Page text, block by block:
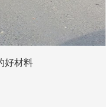
好材料